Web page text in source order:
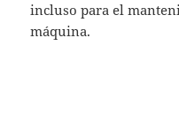
incluso para el
máquina.